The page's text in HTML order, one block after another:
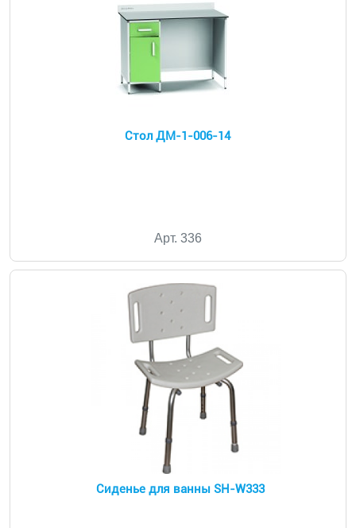
Стол ДМ-1-006-14
Арт. 336
Сиденье для ванны SH-W333